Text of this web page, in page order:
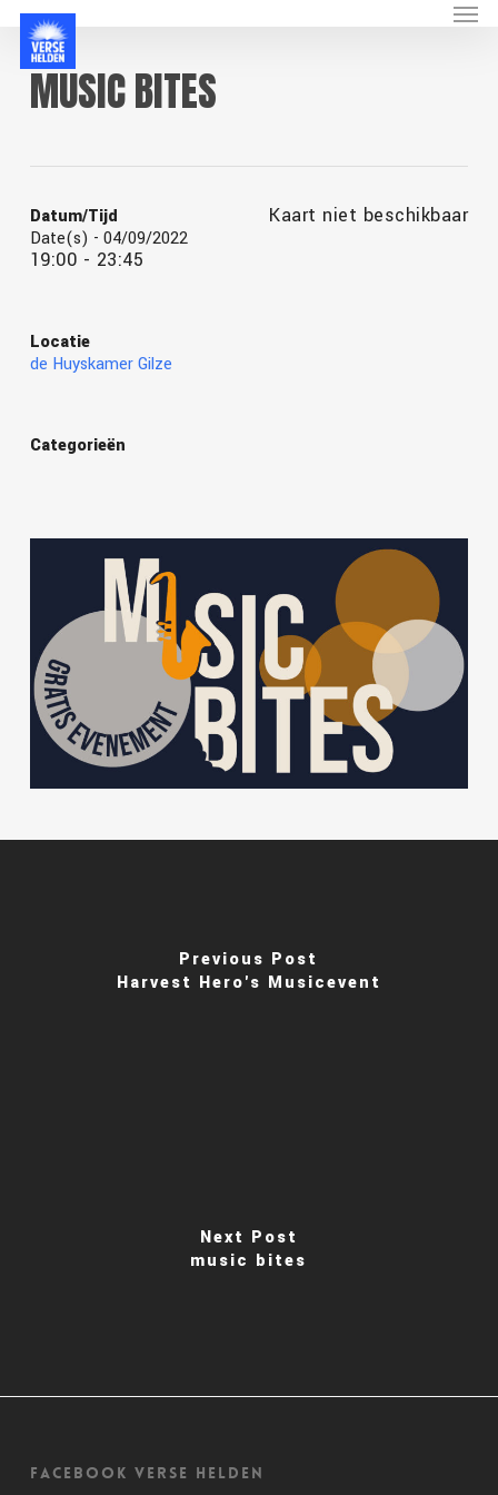
Skip
main
contentMUSIC BITES
Kaart niet beschikbaar
Datum/Tijd
Date(s) - 04/09/2022
19:00 - 23:45
Locatie
de Huyskamer Gilze
Categorieën
Previous Post
Harvest Hero's Musicevent
Next Post
music bites
Facebook Verse Helden